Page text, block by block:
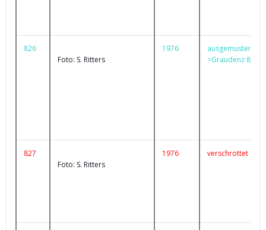
826
Foto: S. Ritters
1976
ausgemustert
>Graudenz 82
827
Foto: S. Ritters
1976 verschrottet